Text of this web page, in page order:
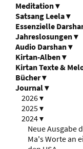
Meditation▾
Satsang Leela▾
Essenzielle
Jahreslosungen▾
Audio Darshan▾
Kirtan-Alben▾
Kirtan Texte &
Bücher▾
Journal▾
2026▾
2025▾
2024▾
Neue Ausgabe
Ma's Worte an